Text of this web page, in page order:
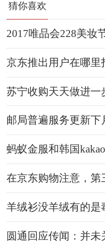
猜你喜欢
2017唯品会228美妆
京东推出用户在哪里
苏宁收购天天做进一
邮局普遍服务更新下
蚂蚁金服和韩国
在京东购物注意，第
羊绒衫没羊绒有的是
圆通回应传闻：并未